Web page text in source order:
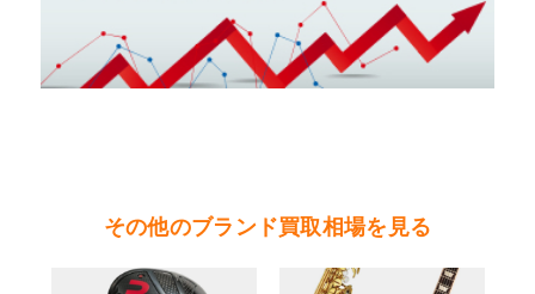
町・小美玉市・笠間市・東海村・大洗町・城里
町）
茨城県 県北地区（北茨城市・高萩市・常陸太田
茨城県 県南地区（石岡市・かすみがうら市・土
浦市・つくば市・阿見町・美浦町・稲敷市・牛久
その他のブランド買取相場を見る